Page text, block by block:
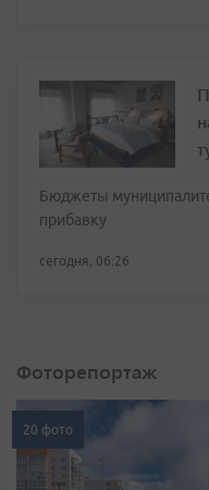
Бюджеты
прибавку
сегодня, 06:26
Фоторепортаж
20 фото